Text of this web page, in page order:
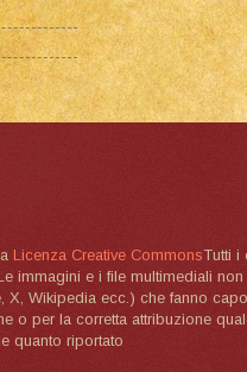
Licenza Creative CommonsTutti i
immagini e i file multimediali
X, Wikipedia ecc.) che fanno
o per la corretta attribuzione
quanto riportato